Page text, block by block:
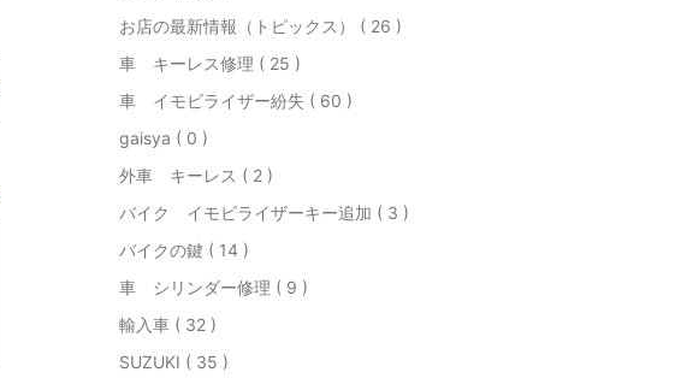
お店の最新情報（トピックス） ( 26 )
車 キーレス修理 ( 25 )
車 イモビライザー紛失 ( 60 )
gaisya ( 0 )
外車 キーレス ( 2 )
バイク イモビライザーキー追加 ( 3 )
バイクの鍵 ( 14 )
車 シリンダー修理 ( 9 )
輸入車 ( 32 )
SUZUKI ( 35 )